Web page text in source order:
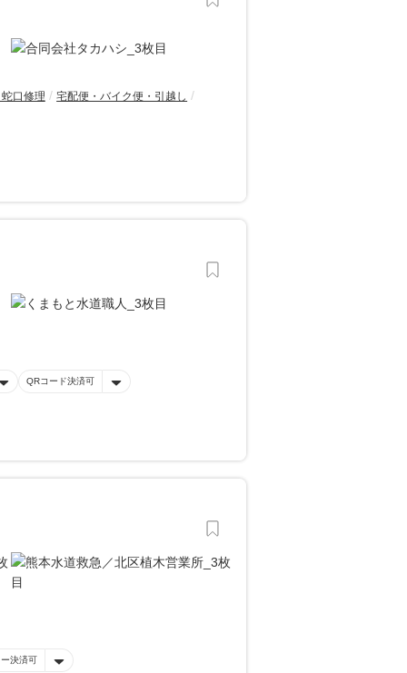
口修理 宅配便・バイク便・引越し
QRコード決済可
決済可